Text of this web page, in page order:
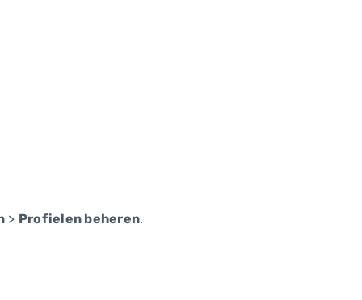
> Profielen beheren.